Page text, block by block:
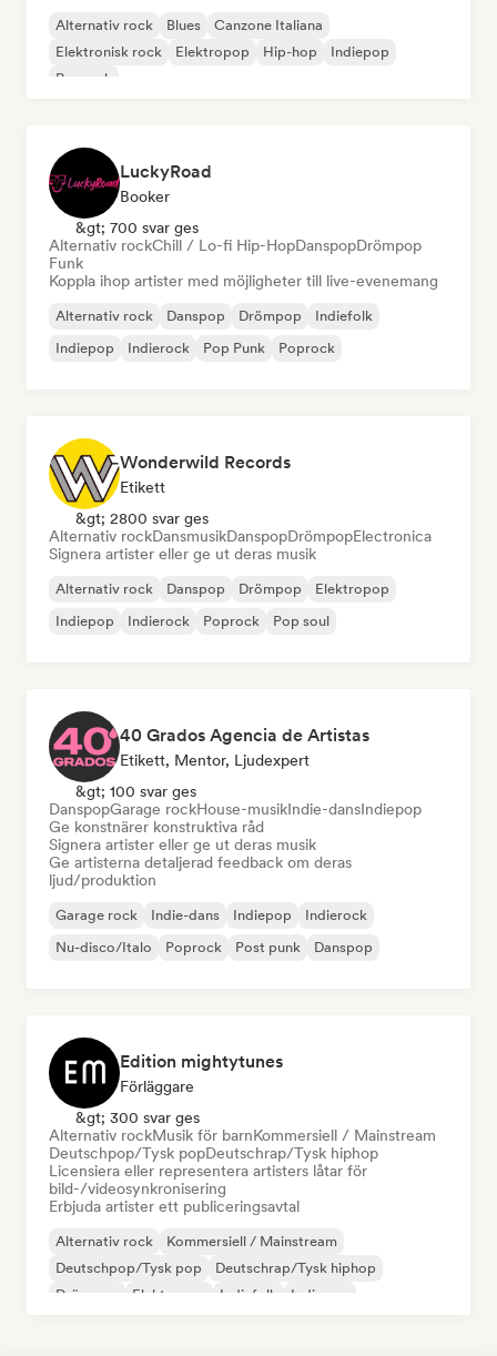
Alternativ rock Blues
Canzone Italiana
Elektronisk rock
Elektropop Hip-hop
Indiepop
Poprock
LuckyRoad
Booker
&gt; 700 svar ges
Alternativ rockChill / Lo-fi Hip-HopDanspopDrömpop
Funk
Koppla ihop artister med möjligheter till live-evenemang
Alternativ rock Danspop Drömpop
Indiefolk
Indiepop
Indierock Pop Punk Poprock
Wonderwild Records
Etikett
&gt; 2800 svar ges
Alternativ rockDansmusikDanspopDrömpopElectronica
Signera artister eller ge ut deras musik
Alternativ rock Danspop Drömpop
Elektropop
Indiepop
Indierock Poprock Pop soul
40 Grados Agencia de Artistas
Etikett, Mentor, Ljudexpert
&gt; 100 svar ges
DanspopGarage rockHouse-musikIndie-dansIndiepop
Ge konstnärer konstruktiva råd
Signera artister eller ge ut deras musik
Ge artisterna detaljerad feedback om deras
ljud/produktion
Garage rock Indie-dans Indiepop
Indierock
Nu-disco/Italo
Poprock Post punk Danspop
Edition mightytunes
Förläggare
&gt; 300 svar ges
Alternativ rockMusik för barnKommersiell / Mainstream
Deutschpop/Tysk popDeutschrap/Tysk hiphop
Licensiera eller representera artisters låtar för
bild-/videosynkronisering
Erbjuda artister ett publiceringsavtal
Alternativ rock
Kommersiell / Mainstream
Deutschpop/Tysk pop
Deutschrap/Tysk hiphop
Drömpop
Elektropop Indiefolk Indiepop